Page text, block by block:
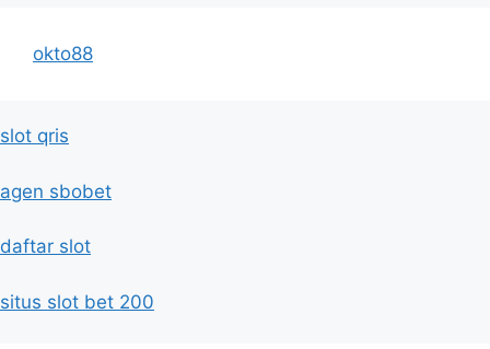
okto88
slot qris
agen sbobet
daftar slot
situs slot bet 200